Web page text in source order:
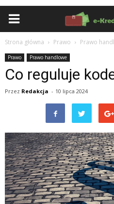
Strona główna Prawo Prawo
Prawo Prawo handlowe
Co reguluje
Przez Redakcja - 10 lipca 2024